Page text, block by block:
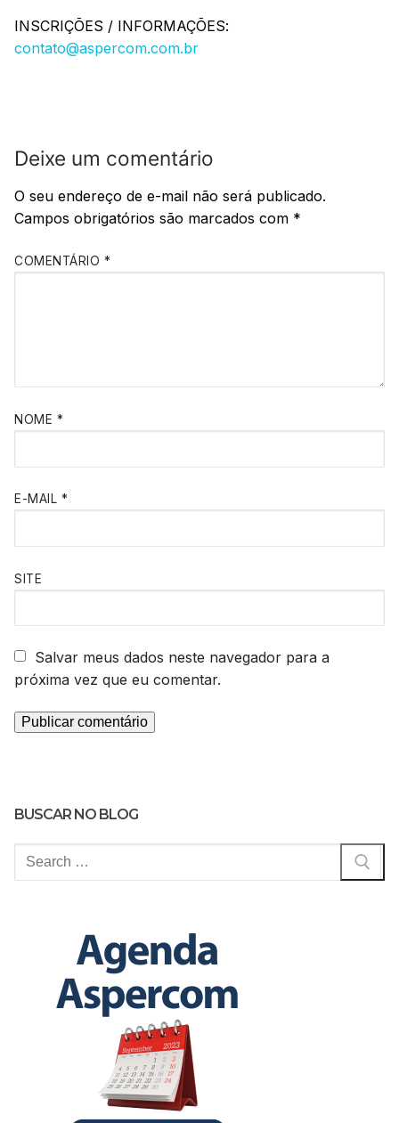
INSCRIÇÕES / INFORMAÇÕES:
contato@aspercom.com.br
Deixe um comentário
O seu endereço de e-mail não será publicado.
Campos obrigatórios são marcados com *
COMENTÁRIO *
NOME *
E-MAIL *
SITE
Salvar meus dados neste navegador para a
próxima vez que eu comentar.
BUSCAR NO BLOG
Pesquisar
por: